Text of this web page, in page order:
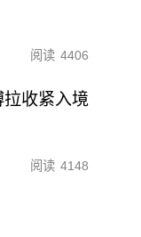
阅读 4406
收紧入境
阅读 4148